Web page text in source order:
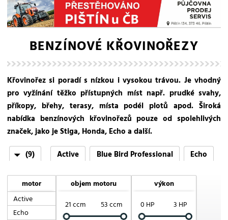
BENZÍNOVÉ KŘOVINOŘEZY
Křovinořez si poradí s nízkou i vysokou trávou. Je vhodný
pro vyžínání těžko přístupných míst např. prudké svahy,
příkopy, břehy, terasy, místa podél plotů apod. Široká
nabídka benzínových křovinořezů pouze od spolehlivých
značek, jako je Stiga, Honda, Echo a další.
(9)
Active Blue Bird Professional
Echo
Honda
Riwall PRO Scheppach
Stiga
motor
Active
Echo
objem motoru
21 ccm
53 ccm
výkon
0 HP
3 HP